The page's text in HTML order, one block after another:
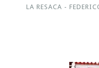
LA RESACA -